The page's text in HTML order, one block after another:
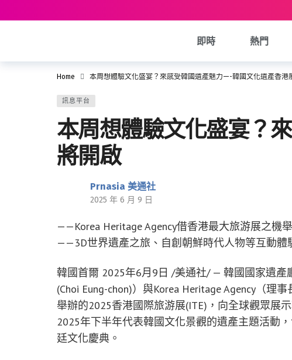
即時 熱門
Home 本周想體驗文化盛宴？來感受韓國遺產魅力—-韓國文化遺產香港
訊息平台
本周想體驗文化盛宴？
將開啟
Prnasia 美通社
2025 年 6 月 9 日
——Korea Heritage Agency借香港最大旅游展之機
——3D世界遺產之旅、自創朝鮮時代人物等互動體
韓國首爾 2025年6月9日 /美通社/ — 韓國國家遺產
(Choi Eung-chon)）與Korea Heritage Agency（理
舉辦的2025香港國際旅游展(ITE)，向全球觀眾展
2025年下半年代表韓國文化景觀的遺產主題活動
廷文化慶典。